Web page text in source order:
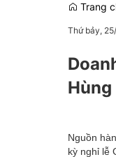
Trang
Thứ bảy,
Nguồn
kỳ nghỉ lễ